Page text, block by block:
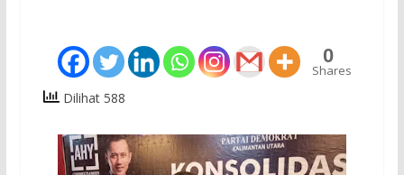
0
Shares
Dilihat 588